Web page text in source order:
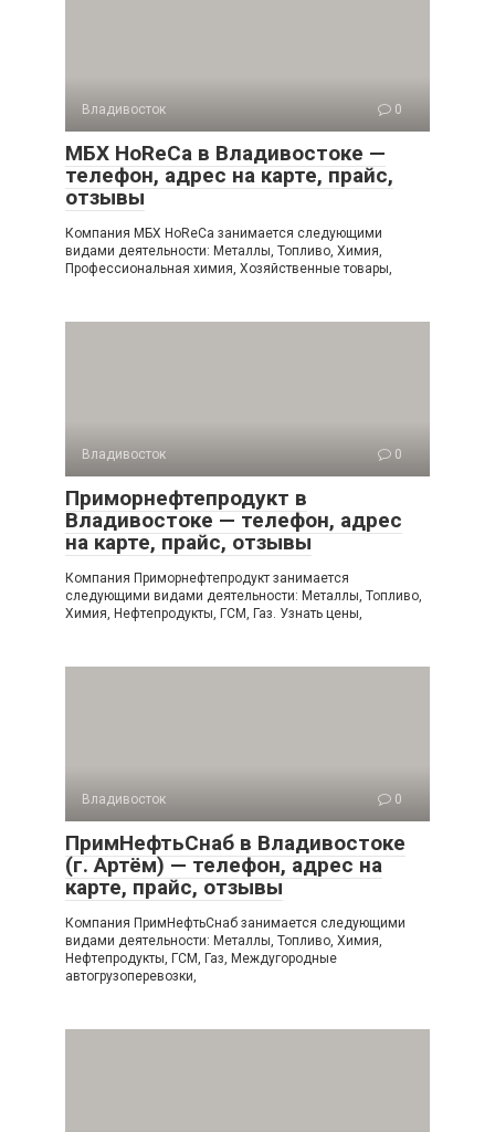
Владивосток 0
МБХ HoReCa в Владивостоке —
телефон, адрес на карте, прайс,
отзывы
Компания МБХ HoReCa занимается следующими
видами деятельности: Металлы, Топливо, Химия,
Профессиональная химия, Хозяйственные товары,
Владивосток 0
Приморнефтепродукт в
Владивостоке — телефон, адрес
на карте, прайс, отзывы
Компания Приморнефтепродукт занимается
следующими видами деятельности: Металлы, Топливо,
Химия, Нефтепродукты, ГСМ, Газ. Узнать цены,
Владивосток 0
ПримНефтьСнаб в Владивостоке
(г. Артём) — телефон, адрес на
карте, прайс, отзывы
Компания ПримНефтьСнаб занимается следующими
видами деятельности: Металлы, Топливо, Химия,
Нефтепродукты, ГСМ, Газ, Междугородные
автогрузоперевозки,